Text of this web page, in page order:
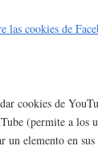
las cookies de
cookies de
(permite a los
elemento en